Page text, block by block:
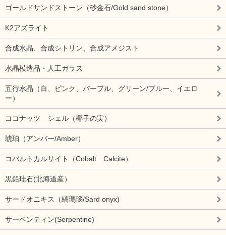
ゴールドサンドストーン（砂金石/Gold sand stone）
K2アズライト
合成水晶、合成シトリン、合成アメジスト
水晶模造品・人工ガラス
五行水晶（白、ピンク、パープル、グリーン/ブルー、イエロ
ー）
ココナッツ シェル（椰子の実）
琥珀（アンバー/Amber）
コバルトカルサイト（Cobalt Calcite）
黒鉛珪石(北海道産）
サードオニキス（縞瑪瑙/Sard onyx)
サーベンティン(Serpentine)